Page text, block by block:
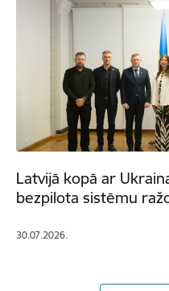
Latvijā kopā ar
bezpilota sistēmu
30.07.2026.